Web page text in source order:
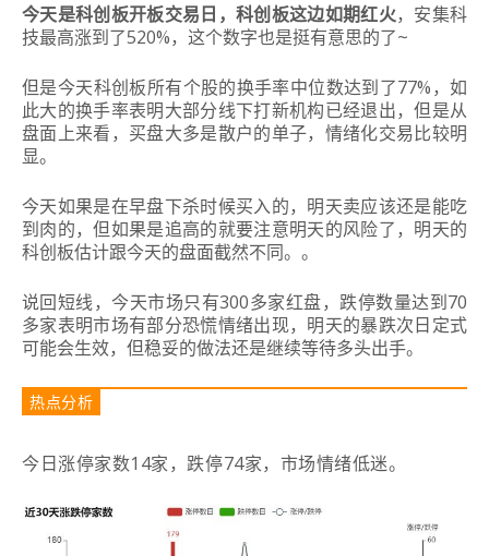
今天是科创板开板交易日，科创板这边如期红火，安集科
技最高涨到了520%，这个数字也是挺有意思的了~
但是今天科创板所有个股的换手率中位数达到了77%，如
此大的换手率表明大部分线下打新机构已经退出，但是从
盘面上来看，买盘大多是散户的单子，情绪化交易比较明
显。
今天如果是在早盘下杀时候买入的，明天卖应该还是能吃
到肉的，但如果是追高的就要注意明天的风险了，明天的
科创板估计跟今天的盘面截然不同。 。
说回短线，今天市场只有300多家红盘，跌停数量达到70
多家表明市场有部分恐慌情绪出现，明天的暴跌次日定式
可能会生效，但稳妥的做法还是继续等待多头出手。
热点分析
今日涨停家数14家，跌停74家，市场情绪低迷。